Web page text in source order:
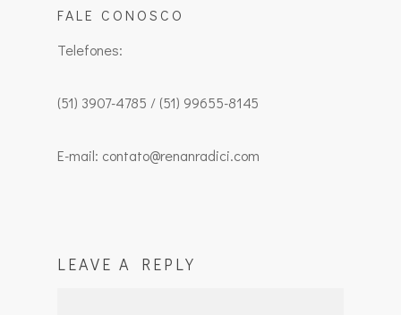
FALE CONOSCO
Telefones:
(51) 3907-4785 / (51) 99655-8145
E-mail: contato@renanradici.com
LEAVE A REPLY